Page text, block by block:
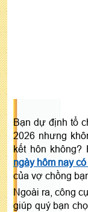
Bạn dự định tổ
2026 nhưng
kết hôn không?
ngày hôm nay
của vợ chồng
Ngoài ra, công cụ
giúp quý bạn